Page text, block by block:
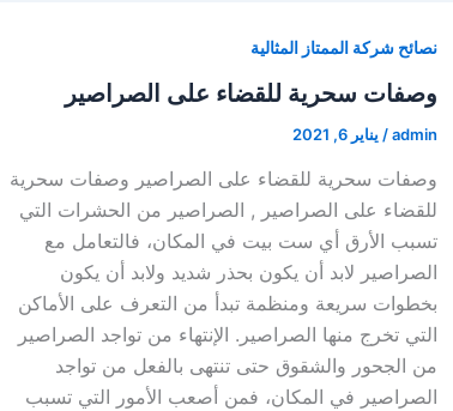
نصائح شركة الممتاز المثالية
وصفات سحرية للقضاء على الصراصير
admin
/ يناير 6, 2021
وصفات سحرية للقضاء على الصراصير وصفات سحرية
للقضاء على الصراصير , الصراصير من الحشرات التي
تسبب الأرق أي ست بيت في المكان، فالتعامل مع
الصراصير لابد أن يكون بحذر شديد ولابد أن يكون
بخطوات سريعة ومنظمة تبدأ من التعرف على الأماكن
التي تخرج منها الصراصير. الإنتهاء من تواجد الصراصير
من الجحور والشقوق حتى تنتهى بالفعل من تواجد
الصراصير في المكان، فمن أصعب الأمور التي تسبب